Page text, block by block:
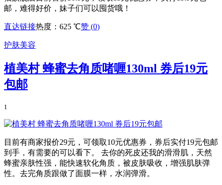
邮，难得好价，妹子们可以囤货哦！
直达链接热度：625 ℃赞 (0)
护肤美容
植美村 蜂蜜去角质啫喱130ml 券后19元
包邮
1
目前有商家报价29元，可领取10元优惠券，券后实付19元包邮
到手，有需要的可以看下。 去你的死皮还我的滑滑肌，天然
蜂蜜亲肤性强，能快速软化角质，被皮肤吸收，增强肌肤弹
性。去完角质跟做了面膜一样，水润弹滑。